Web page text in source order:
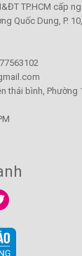
TP.HCM cấp
Quốc Dung, P. 10,
thái bình, Phường